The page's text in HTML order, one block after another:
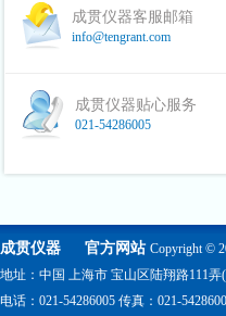
成贯仪器客服邮箱
info@tengrant.com
成贯仪器贴心服务
021-54286005
成贯仪器 官方网站 Copyright ©
地址：中国 上海市 宝山区陆翔路111
电话：021-54286005 传真：021-